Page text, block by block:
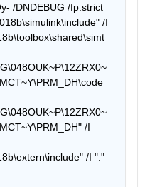
/DNDEBUG /fp:strict
/I
/I
/I "."